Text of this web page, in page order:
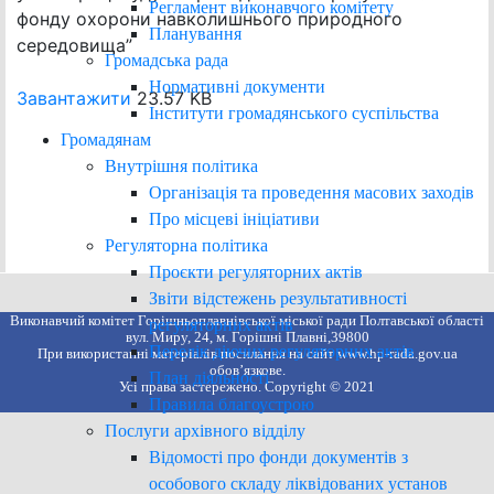
Регламент виконавчого комітету
Планування
Громадська рада
Нормативні документи
Інститути громадянського суспільства
Громадянам
Внутрішня політика
Організація та проведення масових заходів
Про місцеві ініціативи
Регуляторна політика
Проєкти регуляторних актів
Звіти відстежень результативності
регуляторних актів
Перелік діючих регуляторних актів
План діяльності
Правила благоустрою
Послуги архівного відділу
Відомості про фонди документів з
особового складу ліквідованих установ
фонду охорони навколишнього природного
середовища”
Завантажити 23.57 KB
Виконавчий комітет Горішньоплавнівської міської ради Полтавської області
вул. Миру, 24, м. Горішні Плавні,39800
При використанні матеріалів посилання на сайт www.hp-rada.gov.ua
обов’язкове.
Усі права застережено. Copyright © 2021